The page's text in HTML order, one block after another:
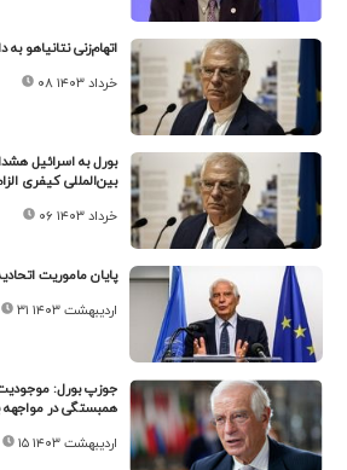
اتهام‌زنی نتانیاهو
۰۸ خرداد ۱۴۰۳
بورل به اسرائیل
بین‌المللی کیفری
۰۶ خرداد ۱۴۰۳
پایان ماموریت
۳۱ اردیبهشت ۱۴۰۳
جوزپ بورل:
همبستگی در مواجهه
۱۵ اردیبهشت ۱۴۰۳